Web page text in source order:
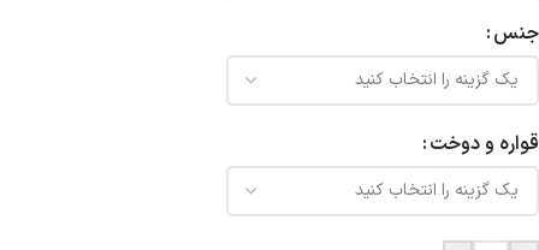
جنس
قواره و دوخت